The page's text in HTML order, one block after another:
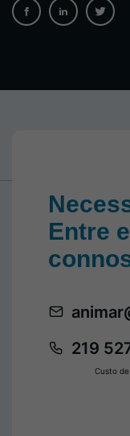
Entre
219
Custo